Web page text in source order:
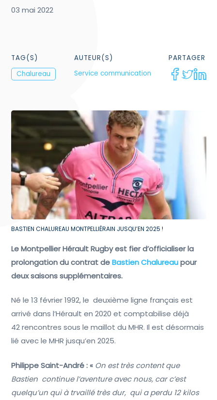
03 mai 2022
TAG(S)
Chalureau
AUTEUR(S)
Service communication
PARTAGER
BASTIEN CHALUREAU MONTPELLIÉRAIN JUSQU’EN 2025 !
Le Montpellier Hérault Rugby est fier d’officialiser la
prolongation du contrat deBastien Chalureaupour
deux saisons supplémentaires.
Né le 13 février 1992, le deuxième ligne français est
arrivé dans l’Hérault en 2020 et comptabilise déjà
42 rencontres sous le maillot du MHR. Il est désormais
lié avec le MHR jusqu’en 2025.
Philippe Saint-André : « On est très content que
Bastien continue l’aventure avec nous, car c’est
quelqu’un qui à trvaillé très dur, qui a perdu 12 kilos